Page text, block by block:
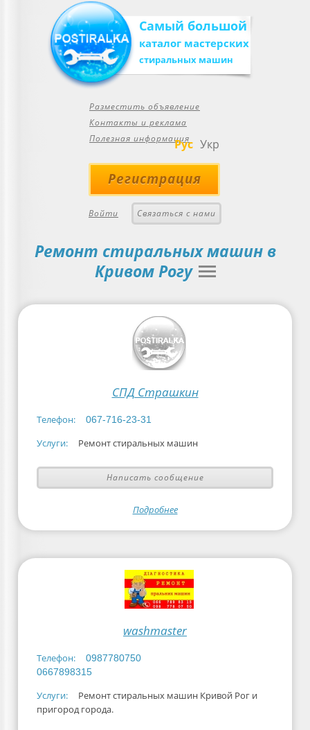
Самый большой
каталог мастерских
стиральных машин
Разместить объявление
Контакты и реклама
Полезная информация
Рус Укр
Регистрация
Войти Связаться с нами
Ремонт стиральных машин в
Кривом Рогу
СПД Страшкин
Телефон: 067-716-23-31
Услуги: Ремонт стиральных машин
Написать сообщение
Подробнее
washmaster
Телефон:
0987780750
0667898315
Услуги:
Ремонт стиральных машин Кривой Рог и
пригород города.